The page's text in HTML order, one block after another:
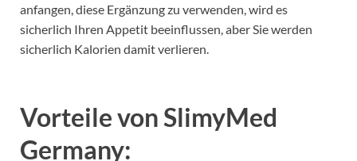
anfangen, diese Ergänzung zu verwenden, wird es
sicherlich Ihren Appetit beeinflussen, aber Sie werden
sicherlich Kalorien damit verlieren.
Vorteile vonSlimyMed
Germany: